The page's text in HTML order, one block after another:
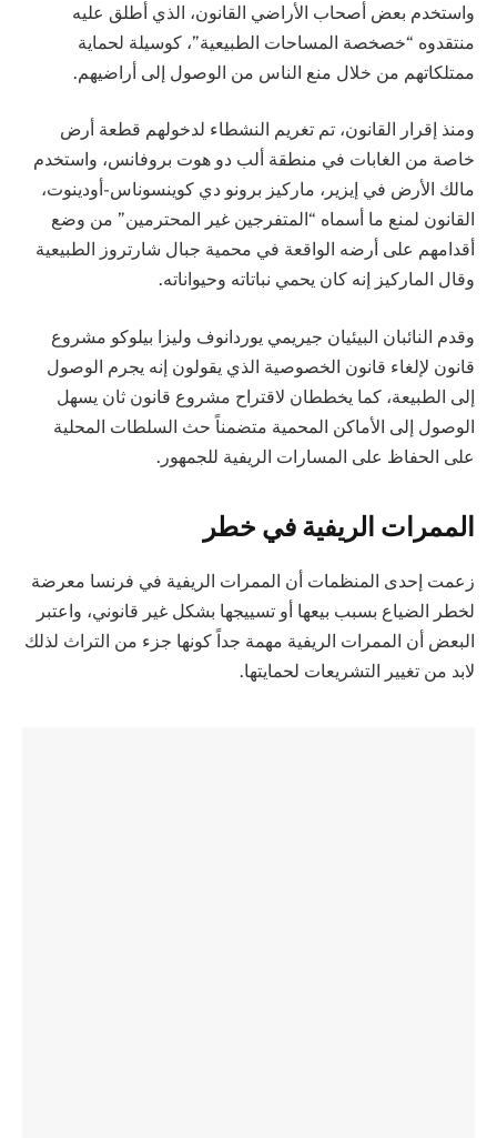
واستخدم بعض أصحاب الأراضي القانون، الذي أطلق عليه
منتقدوه “خصخصة المساحات الطبيعية”، كوسيلة لحماية
ممتلكاتهم من خلال منع الناس من الوصول إلى أراضيهم.
ومنذ إقرار القانون، تم تغريم النشطاء لدخولهم قطعة أرض
خاصة من الغابات في منطقة ألب دو هوت بروفانس، واستخدم
مالك الأرض في إيزير، ماركيز برونو دي كوينسوناس-أودينوت،
القانون لمنع ما أسماه “المتفرجين غير المحترمين” من وضع
أقدامهم على أرضه الواقعة في محمية جبال شارتروز الطبيعية
وقال الماركيز إنه كان يحمي نباتاته وحيواناته.
وقدم النائبان البيئيان جيريمي يوردانوف وليزا بيلوكو مشروع
قانون لإلغاء قانون الخصوصية الذي يقولون إنه يجرم الوصول
إلى الطبيعة، كما يخططان لاقتراح مشروع قانون ثان يسهل
الوصول إلى الأماكن المحمية متضمناً حث السلطات المحلية
على الحفاظ على المسارات الريفية للجمهور.
الممرات الريفية في خطر
زعمت إحدى المنظمات أن الممرات الريفية في فرنسا معرضة
لخطر الضياع بسبب بيعها أو تسييجها بشكل غير قانوني، واعتبر
البعض أن الممرات الريفية مهمة جداً كونها جزء من التراث لذلك
لابد من تغيير التشريعات لحمايتها.